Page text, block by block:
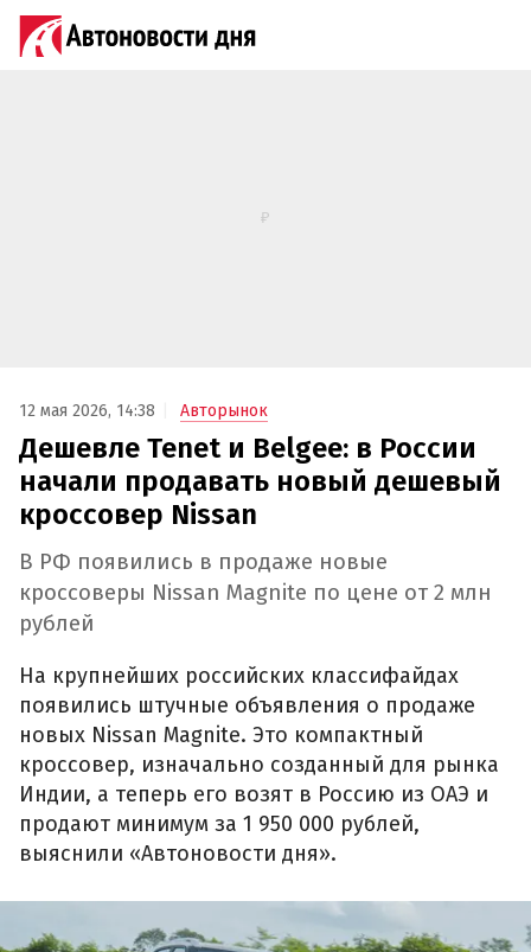
12 мая 2026, 14:38 Авторынок
Дешевле Tenet и Belgee: в России
начали продавать новый дешевый
кроссовер Nissan
В РФ появились в продаже новые
кроссоверы Nissan Magnite по цене от 2 млн
рублей
На крупнейших российских классифайдах
появились штучные объявления о продаже
новых Nissan Magnite. Это компактный
кроссовер, изначально созданный для рынка
Индии, а теперь его возят в Россию из ОАЭ и
продают минимум за 1 950 000 рублей,
выяснили «Автоновости дня».